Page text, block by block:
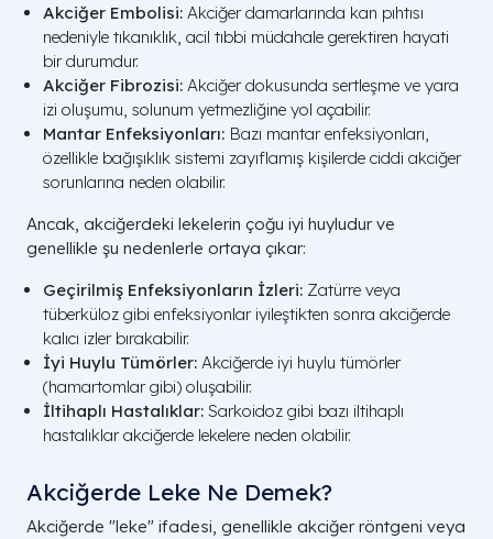
Akciğer Embolisi: Akciğer damarlarında kan pıhtısı
nedeniyle tıkanıklık, acil tıbbi müdahale gerektiren hayati
bir durumdur.
Akciğer Fibrozisi: Akciğer dokusunda sertleşme ve yara
izi oluşumu, solunum yetmezliğine yol açabilir.
Mantar Enfeksiyonları: Bazı mantar enfeksiyonları,
özellikle bağışıklık sistemi zayıflamış kişilerde ciddi akciğer
sorunlarına neden olabilir.
Ancak, akciğerdeki lekelerin çoğu iyi huyludur ve
genellikle şu nedenlerle ortaya çıkar:
Geçirilmiş Enfeksiyonların İzleri: Zatürre veya
tüberküloz gibi enfeksiyonlar iyileştikten sonra akciğerde
kalıcı izler bırakabilir.
İyi Huylu Tümörler: Akciğerde iyi huylu tümörler
(hamartomlar gibi) oluşabilir.
İltihaplı Hastalıklar: Sarkoidoz gibi bazı iltihaplı
hastalıklar akciğerde lekelere neden olabilir.
Akciğerde Leke Ne Demek​?
Akciğerde "leke" ifadesi, genellikle akciğer röntgeni veya